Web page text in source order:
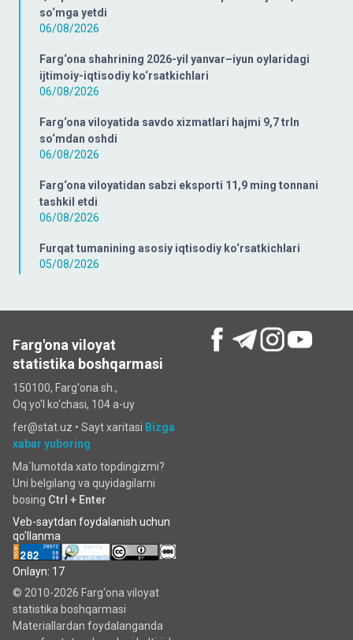
so‘mga yetdi
06/08/2026
Farg‘ona shahrining 2026-yil yanvar–iyun oylaridagi
ijtimoiy-iqtisodiy ko‘rsatkichlari
06/08/2026
Farg‘ona viloyatida savdo xizmatlari hajmi 9,7 trln
so‘mdan oshdi
06/08/2026
Farg‘ona viloyatidan sabzi eksporti 11,9 ming tonnani
tashkil etdi
06/08/2026
Furqat tumanining asosiy iqtisodiy ko‘rsatkichlari
05/08/2026
Farg'ona viloyat
statistika boshqarmasi
150100, Farg'ona sh.,
Oq yo'l ko‘chаsi, 104 a-uy
fer@stat.uz • Sayt xaritasi Bizga
xabar yuboring
Ma`lumotda xato topdingizmi?
Uni belgilang va quyidagilarni
bosing Ctrl + Enter
Veb-saytdan foydalanish uchun
qo'llanma
Onlayn: 17
© 2010-2026 Farg‘ona viloyat
statistika boshqarmasi
Materiallardan foydalanganda